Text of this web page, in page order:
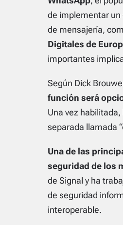
de implementar un
de mensajería,
Digitales de
importantes
Según Dick
función será
Una vez
separada llamada
Una de las
seguridad de los
de Signal y ha
de seguridad
interoperable.